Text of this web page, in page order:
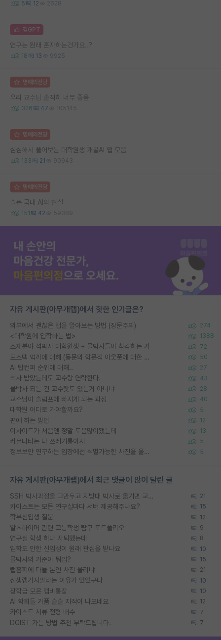
5 12 2628
김GPT
연구는 원래 혼자하는건가요..?
18 13 9925
명예의전당
우리 교수님 솔직히 너무 좋음
326 47 105145
명예의전당
심심해서 풀어보는 대학원생 개꿀AI 앱 모음
133 21 90943
명예의전당
슬픈 국내 AI의 현실
151 42 59389
자유 게시판(아무개랩)에서 핫한 인기글은?
외부에서 괜찮은 랩을 알아보는 방법 (장문주의) 274
<대학원에 입학하는 법> 1388
소재분야 석박사 대학원생 + 물박사들이 착각하는 거 72
포스텍 억까에 대해 (동문의 학문적 아웃풋에 대한 반박) 50
AI 탑컨퍼 순위에 대해.. 27
석사 받았는데도 교수랑 연락한다. 43
물박사 되는 건 교수탓도 있는거 아니냐 28
교수님이 슬럼프에 빠지게 되는 과정 40
대학원 어디로 가야할까요? 5
편애 하는 방법 12
이사이트가 처음엔 정말 도움많이됐는데 13
커뮤니티는 다 쓰레기통이지 5
정보보안 연구하는 입장에선 식별가능한 사진을 올리는건 비추이긴함 5
자유 게시판(아무개랩)에서 최근 댓글이 많이 달린 글
SSH 박사과정을 그만두고 지방대 박사로 옮기면 교수의 꿈은 끝일까요? 21
카이스트는 모든 연구실마다 서버 제공해주나요? 15
학부신입생 질문 12
알츠하이머 관련 고등학생 탐구 포트폴리오 9
연구실 학생 하나 자퇴했는데 8
입학도 안한 신입생이 원래 관심을 받나요 10
물박사의 기준이 뭐임? 15
랩홈피에 다들 본인 사진 올리냐 21
신생랩가지말라는 이유가 있었구나 10
장학금 모은 랩비통장 10
AI 학회들 거품 슬슬 지적이 나오네요 12
카이스트 서류 전형 배수 7
DGIST 가는 방법 추천 부탁드립니다. 7